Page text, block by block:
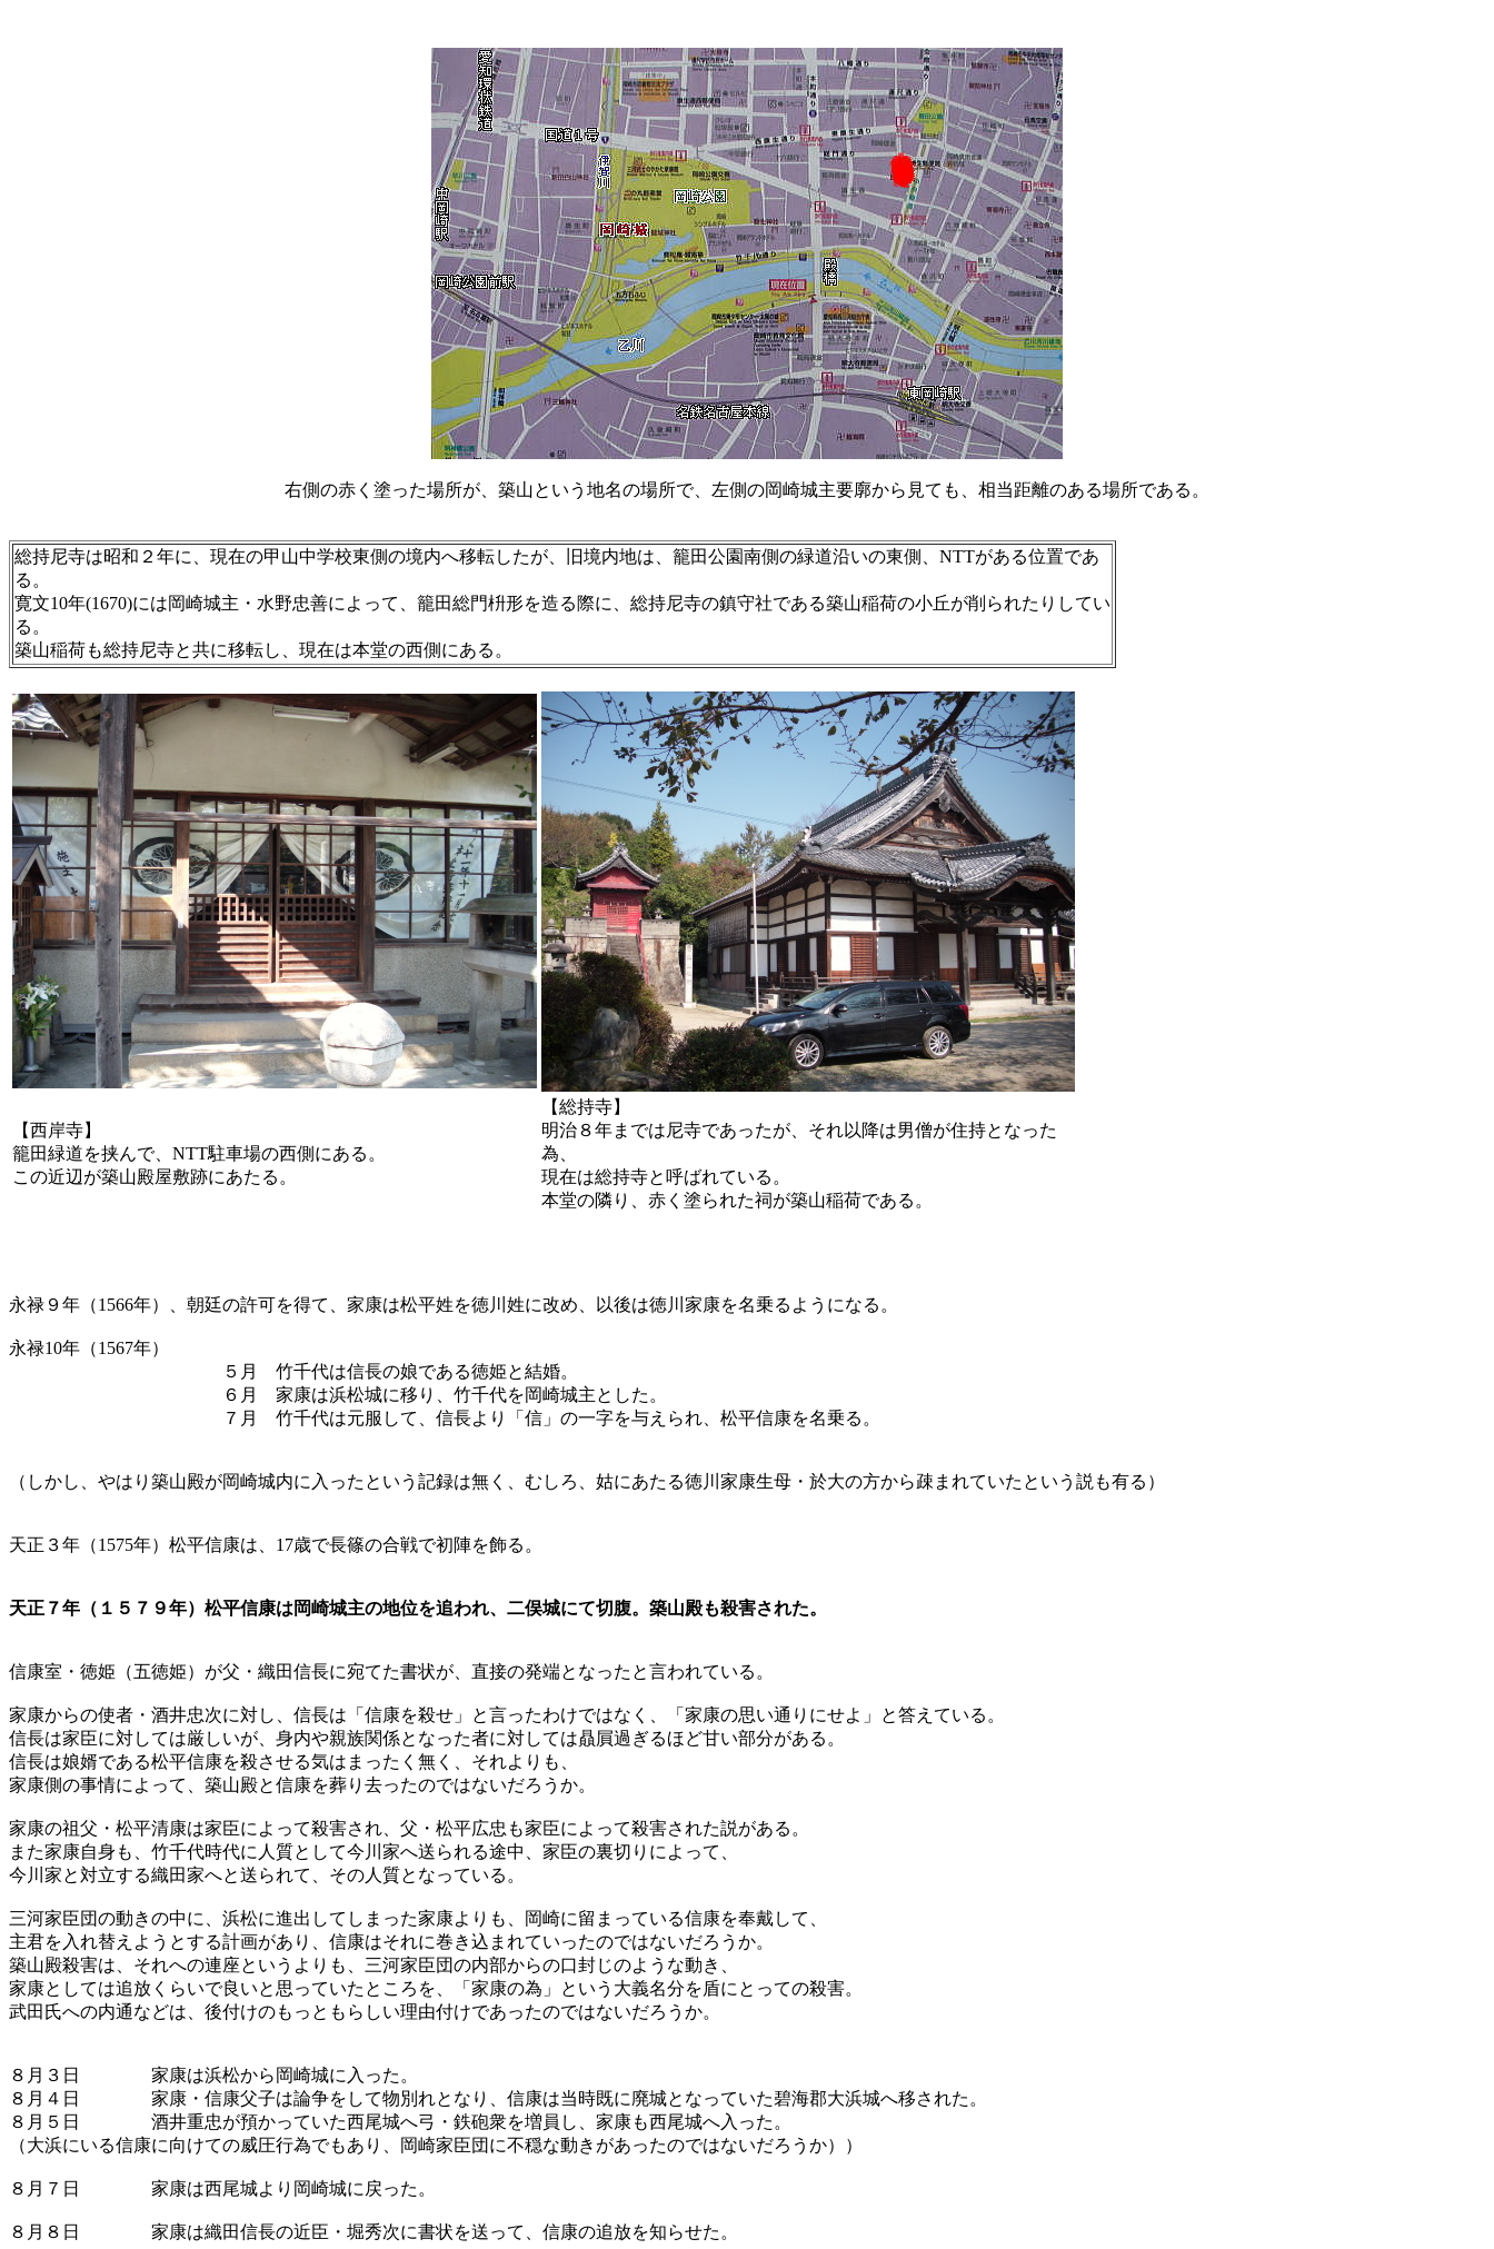
右側の赤く塗った場所が、築山という地名の場所で、左側の岡崎城主要廓から見ても、相当距離のある場所である。
総持尼寺は昭和２年に、現在の甲山中学校東側の境内へ移転したが、旧境内地は、籠田公園南側の緑道沿いの東側、NTTがある位置であ
る。
寛文10年(1670)には岡崎城主・水野忠善によって、籠田総門枡形を造る際に、総持尼寺の鎮守社である築山稲荷の小丘が削られたりしてい
る。
築山稲荷も総持尼寺と共に移転し、現在は本堂の西側にある。
【西岸寺】
籠田緑道を挟んで、NTT駐車場の西側にある。
この近辺が築山殿屋敷跡にあたる。
【総持寺】
明治８年までは尼寺であったが、それ以降は男僧が住持となった
為、
現在は総持寺と呼ばれている。
本堂の隣り、赤く塗られた祠が築山稲荷である。
永禄９年（1566年）、朝廷の許可を得て、家康は松平姓を徳川姓に改め、以後は徳川家康を名乗るようになる。
永禄10年（1567年）
５月 竹千代は信長の娘である徳姫と結婚。
６月 家康は浜松城に移り、竹千代を岡崎城主とした。
７月 竹千代は元服して、信長より「信」の一字を与えられ、松平信康を名乗る。
（しかし、やはり築山殿が岡崎城内に入ったという記録は無く、むしろ、姑にあたる徳川家康生母・於大の方から疎まれていたという説も有る）
天正３年（1575年）松平信康は、17歳で長篠の合戦で初陣を飾る。
天正７年（１５７９年）松平信康は岡崎城主の地位を追われ、二俣城にて切腹。築山殿も殺害された。
信康室・徳姫（五徳姫）が父・織田信長に宛てた書状が、直接の発端となったと言われている。
家康からの使者・酒井忠次に対し、信長は「信康を殺せ」と言ったわけではなく、「家康の思い通りにせよ」と答えている。
信長は家臣に対しては厳しいが、身内や親族関係となった者に対しては贔屓過ぎるほど甘い部分がある。
信長は娘婿である松平信康を殺させる気はまったく無く、それよりも、
家康側の事情によって、築山殿と信康を葬り去ったのではないだろうか。
家康の祖父・松平清康は家臣によって殺害され、父・松平広忠も家臣によって殺害された説がある。
また家康自身も、竹千代時代に人質として今川家へ送られる途中、家臣の裏切りによって、
今川家と対立する織田家へと送られて、その人質となっている。
三河家臣団の動きの中に、浜松に進出してしまった家康よりも、岡崎に留まっている信康を奉戴して、
主君を入れ替えようとする計画があり、信康はそれに巻き込まれていったのではないだろうか。
築山殿殺害は、それへの連座というよりも、三河家臣団の内部からの口封じのような動き、
家康としては追放くらいで良いと思っていたところを、「家康の為」という大義名分を盾にとっての殺害。
武田氏への内通などは、後付けのもっともらしい理由付けであったのではないだろうか。
８月３日 家康は浜松から岡崎城に入った。
８月４日 家康・信康父子は論争をして物別れとなり、信康は当時既に廃城となっていた碧海郡大浜城へ移された。
８月５日 酒井重忠が預かっていた西尾城へ弓・鉄砲衆を増員し、家康も西尾城へ入った。
（大浜にいる信康に向けての威圧行為でもあり、岡崎家臣団に不穏な動きがあったのではないだろうか））
８月７日 家康は西尾城より岡崎城に戻った。
８月８日 家康は織田信長の近臣・堀秀次に書状を送って、信康の追放を知らせた。